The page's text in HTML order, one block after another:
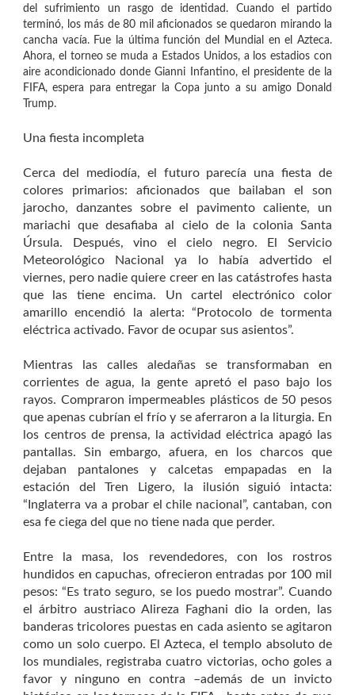
del sufrimiento un rasgo de identidad. Cuando el partido
terminó, los más de 80 mil aficionados se quedaron mirando la
cancha vacía. Fue la última función del Mundial en el Azteca.
Ahora, el torneo se muda a Estados Unidos, a los estadios con
aire acondicionado donde Gianni Infantino, el presidente de la
FIFA, espera para entregar la Copa junto a su amigo Donald
Trump.
Una fiesta incompleta
Cerca del mediodía, el futuro parecía una fiesta de
colores primarios: aficionados que bailaban el son
jarocho, danzantes sobre el pavimento caliente, un
mariachi que desafiaba al cielo de la colonia Santa
Úrsula. Después, vino el cielo negro. El Servicio
Meteorológico Nacional ya lo había advertido el
viernes, pero nadie quiere creer en las catástrofes hasta
que las tiene encima. Un cartel electrónico color
amarillo encendió la alerta: “Protocolo de tormenta
eléctrica activado. Favor de ocupar sus asientos”.
Mientras las calles aledañas se transformaban en
corrientes de agua, la gente apretó el paso bajo los
rayos. Compraron impermeables plásticos de 50 pesos
que apenas cubrían el frío y se aferraron a la liturgia. En
los centros de prensa, la actividad eléctrica apagó las
pantallas. Sin embargo, afuera, en los charcos que
dejaban pantalones y calcetas empapadas en la
estación del Tren Ligero, la ilusión siguió intacta:
“Inglaterra va a probar el chile nacional”, cantaban, con
esa fe ciega del que no tiene nada que perder.
Entre la masa, los revendedores, con los rostros
hundidos en capuchas, ofrecieron entradas por 100 mil
pesos: “Es trato seguro, se los puedo mostrar”. Cuando
el árbitro austriaco Alireza Faghani dio la orden, las
banderas tricolores puestas en cada asiento se agitaron
como un solo cuerpo. El Azteca, el templo absoluto de
los mundiales, registraba cuatro victorias, ocho goles a
favor y ninguno en contra –además de un invicto